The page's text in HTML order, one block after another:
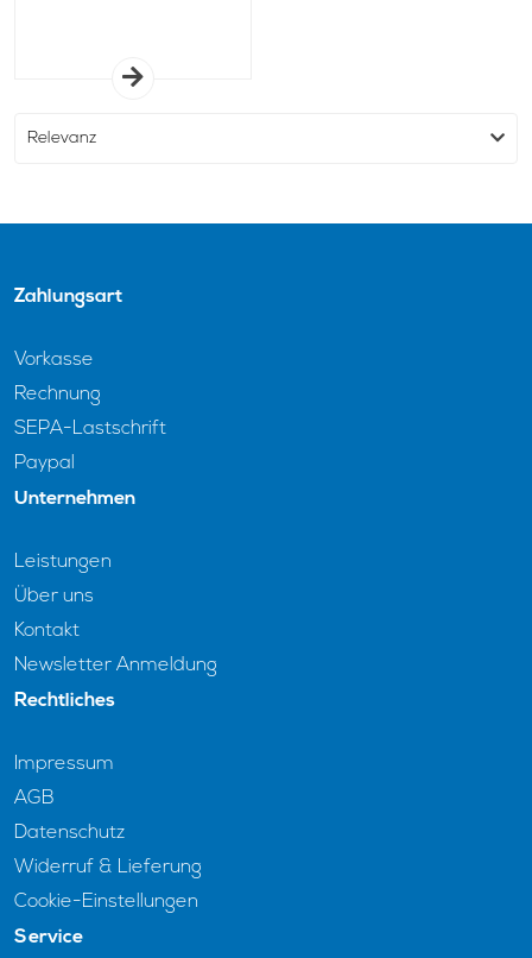
Zahlungsart
Vorkasse
Rechnung
SEPA-Lastschrift
Paypal
Unternehmen
Leistungen
Über uns
Kontakt
Newsletter Anmeldung
Rechtliches
Impressum
AGB
Datenschutz
Widerruf & Lieferung
Cookie-Einstellungen
Service